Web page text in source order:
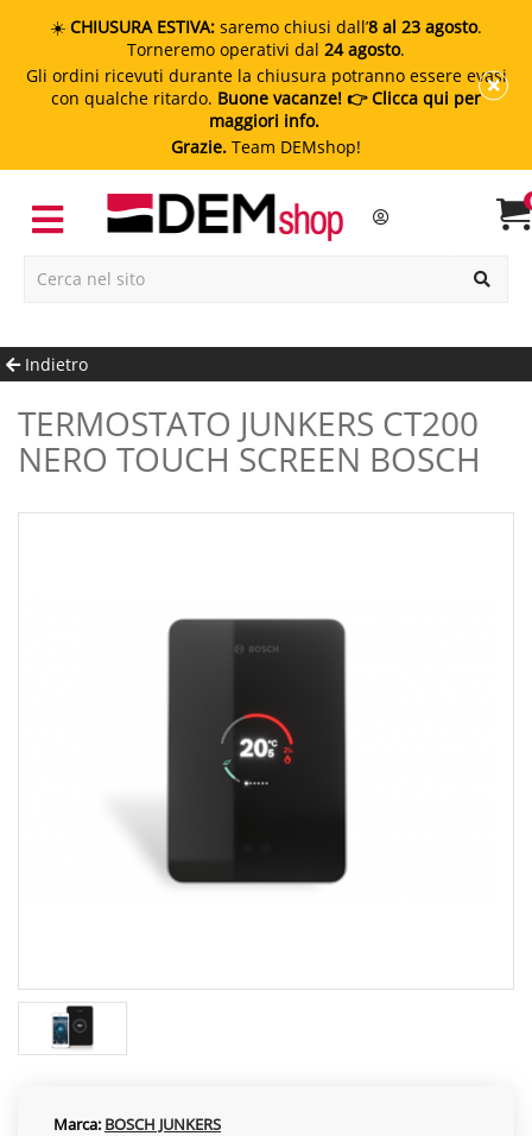
☀️ CHIUSURA ESTIVA: saremo chiusi dall’8 al 23 agosto.
Torneremo operativi dal 24 agosto.
Gli ordini ricevuti durante la chiusura potranno essere evasi
con qualche ritardo. Buone vacanze! 👉 Clicca qui per
maggiori info.
Grazie. Team DEMshop!
Indietro
TERMOSTATO JUNKERS CT200
NERO TOUCH SCREEN BOSCH
Marca: BOSCH JUNKERS